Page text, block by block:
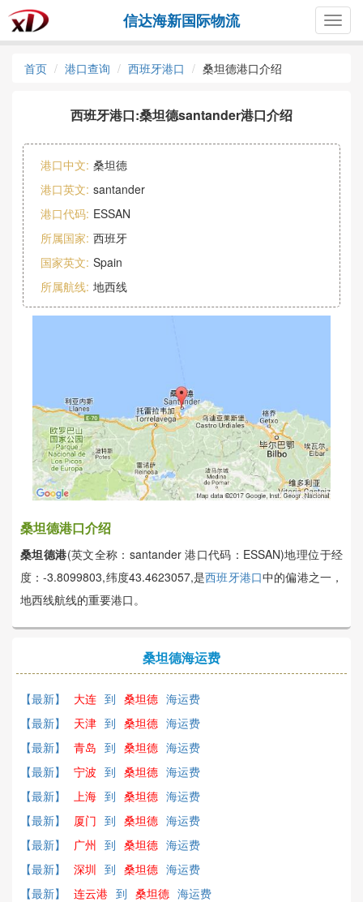
信达海新国际物流
首页 港口查询 西班牙港口 桑坦德港口介绍
西班牙港口:桑坦德santander港口介绍
港口中文: 桑坦德
港口英文: santander
港口代码: ESSAN
所属国家: 西班牙
国家英文: Spain
所属航线: 地西线
桑坦德港口介绍
桑坦德港(英文全称：santander 港口代码：ESSAN)地理位于经
度：-3.8099803,纬度43.4623057,是西班牙港口中的偏港之一，
地西线航线的重要港口。
桑坦德海运费
【最新】 大连 到 桑坦德 海运费
【最新】
天津 到 桑坦德 海运费
【最新】
青岛 到 桑坦德 海运费
【最新】
宁波 到 桑坦德 海运费
【最新】
上海 到 桑坦德 海运费
【最新】
厦门 到 桑坦德 海运费
【最新】
广州 到 桑坦德 海运费
【最新】
深圳 到 桑坦德 海运费
【最新】
连云港 到 桑坦德 海运费